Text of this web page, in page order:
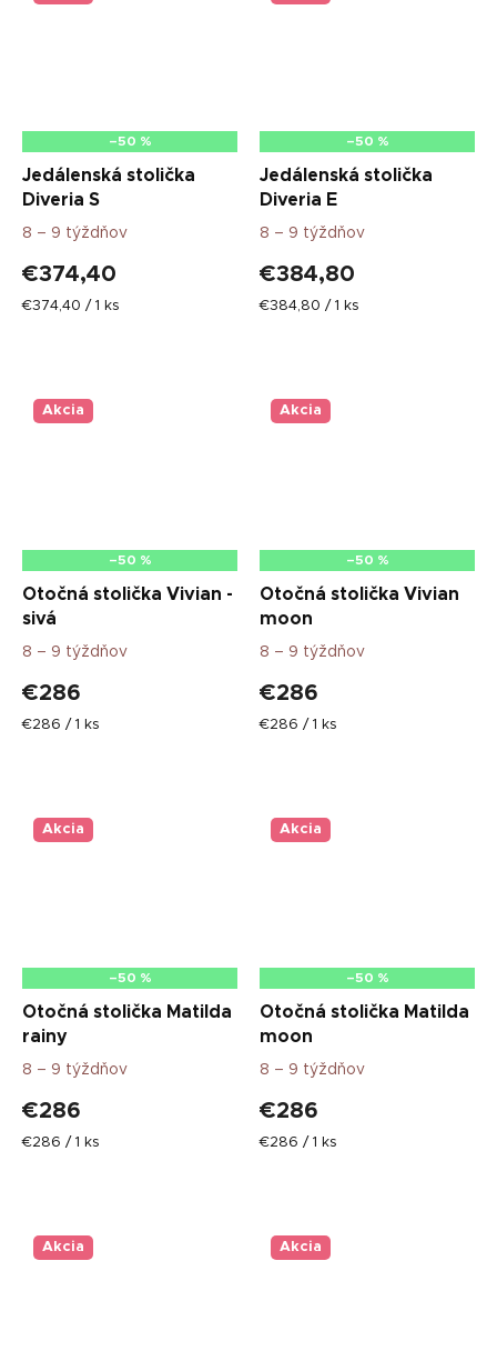
–50 %
Jedálenská stolička
Diveria S
8 – 9 týždňov
€374,40
Jednotková
€374,40 / 1 ks
–50 %
Jedálenská stolička
Diveria E
8 – 9 týždňov
€384,80
Jednotková
€384,80 / 1 ks
Akcia
–50 %
Otočná stolička Vivian -
sivá
8 – 9 týždňov
€286
Jednotková
€286 / 1 ks
Akcia
–50 %
Otočná stolička Vivian
moon
8 – 9 týždňov
€286
Jednotková
€286 / 1 ks
Akcia
–50 %
Otočná stolička Matilda
rainy
8 – 9 týždňov
€286
Jednotková
€286 / 1 ks
Akcia
–50 %
Otočná stolička Matilda
moon
8 – 9 týždňov
€286
Jednotková
€286 / 1 ks
Akcia Akcia